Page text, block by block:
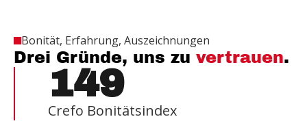
Bonität, Erfahrung, Auszeichnungen
Drei Gründe, uns zu vertrauen.
149
Crefo Bonitätsindex